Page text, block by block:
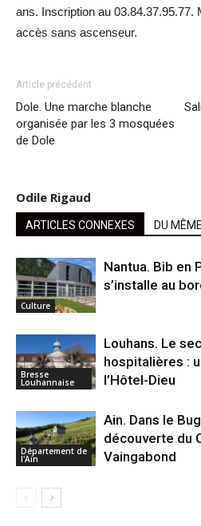
ans. Inscription au 03.84.37.95.77.
accès sans ascenseur.
Article précédent
Dole. Une marche blanche
organisée par les 3 mosquées
de Dole
Odile Rigaud
ARTICLES CONNEXES DU
Culture
Nantua. Bib en
s’installe au
Bresse
Louhannaise
Louhans. Le
hospitalières :
l’Hôtel-Dieu
Département de
l'Ain
Ain. Dans le
découverte du
Vaingabond